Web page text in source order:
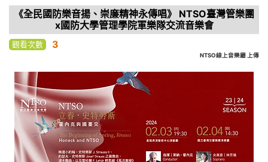
《全民國防樂音揚、崇廉精神永傳唱》 NTSO臺灣管樂團
x國防大學管理學院軍樂隊交流音樂會
觀看次數 3
NTSO線上音樂廳 上傳